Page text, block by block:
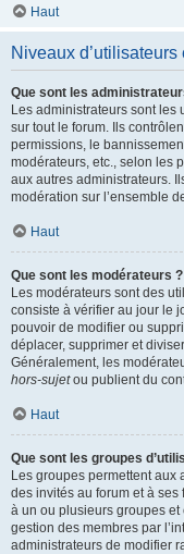
Haut
Niveaux d’utilisateurs
Que sont les
Les administrateurs sont les
sur tout le forum. Ils
permissions, le
modérateurs, etc., selon les
aux autres administrateurs.
modération sur l’ensemble
Haut
Que sont les modérateurs ?
Les modérateurs sont des
consiste à vérifier au jour le
pouvoir de modifier ou
déplacer, supprimer et
Généralement, les
hors-sujetou publient du
Haut
Que sont les groupes
Les groupes permettent aux
des invités au forum et à
à un ou plusieurs groupes
gestion des membres par
administrateurs de modifier